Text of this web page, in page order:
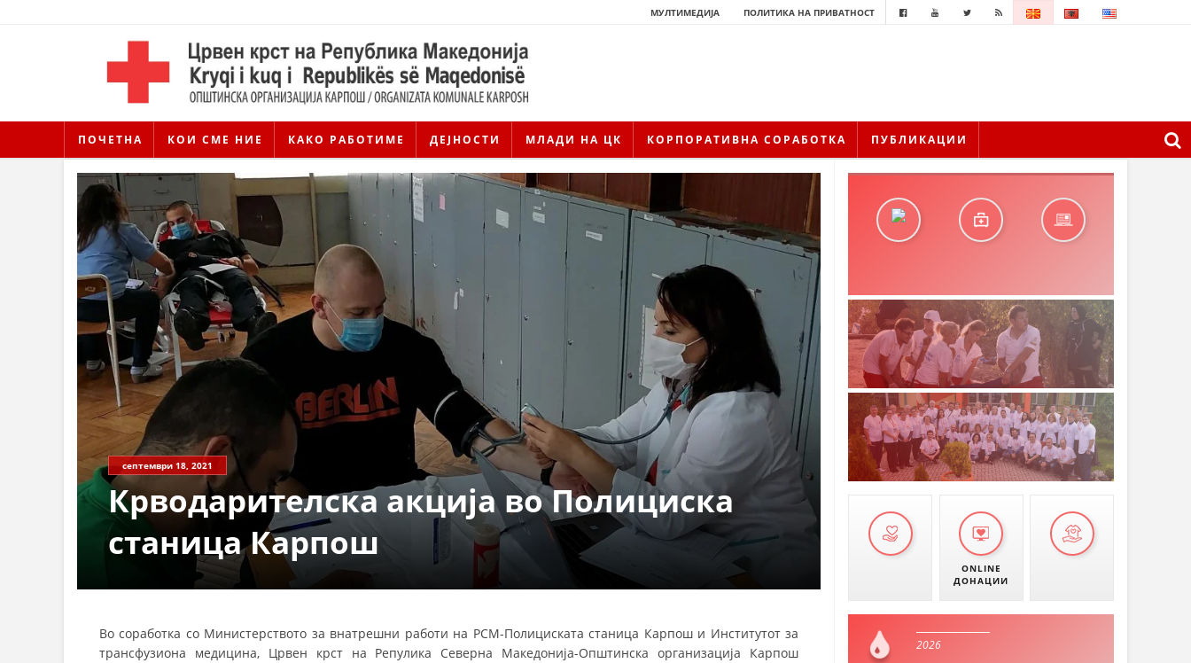
МУЛТИМЕДИЈА ПОЛИТИКА НА ПРИВАТНОСТ
ПОЧЕТНА КОИ СМЕ НИЕ КАКО РАБОТИМЕ ДЕЈНОСТИ МЛАДИ НА ЦК КОРПОРАТИВНА СОРАБОТКА ПУБЛИКАЦИИ
ДЕЈСТВУВАЊЕ
ПРИРАЧНИЦИ
БРОШУРИ
септември 18, 2021
Крводарителска акција во Полициска
станица Карпош
Во соработка со Министерството за внатрешни работи на РСМ-Полициската станица Карпош и Институтот за
трансфузиона медицина, Црвен крст на Репулика Северна Македонија-Општинска организација Карпош
ONLINE
ДОНАЦИИ
2026